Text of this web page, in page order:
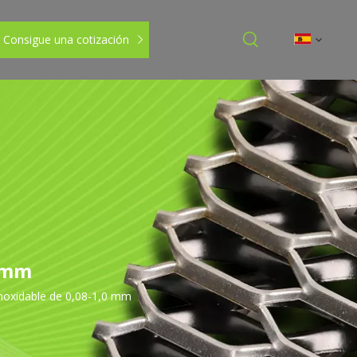
Consigue una cotización
de 0,08-1,0 mm